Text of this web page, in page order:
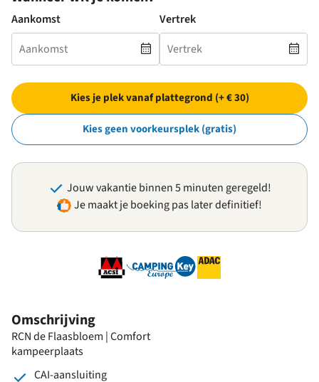
Omschrijving
RCN de Flaasbloem | Comfort
kampeerplaats
CAI-aansluiting
Aankomst Vertrek
Kies je plek vanaf plattegrond (+ € 30)
Kies geen voorkeursplek (gratis)
Jouw vakantie binnen 5 minuten geregeld!
Je maakt je boeking pas later definitief!